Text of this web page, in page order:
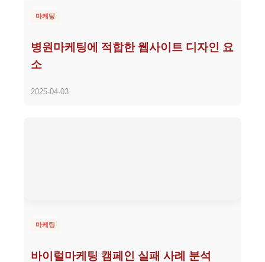
마케팅
병원마케팅에 적합한 웹사이트 디자인 요
소
2025-04-03
마케팅
바이럴마케팅 캠페인 실패 사례 분석